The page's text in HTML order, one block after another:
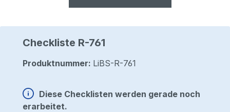
Checkliste R-761
Produktnummer: LiBS-R-761
Diese Checklisten werden gerade noch
erarbeitet.